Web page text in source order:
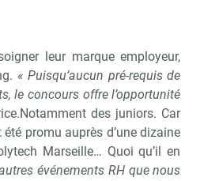
leur marque employeur,
« Puisqu’aucun pré-requis de
le concours offre l’opportunité
des juniors. Car
promu auprès d’une dizaine
Marseille… Quoi qu’il en
événements RH que nous